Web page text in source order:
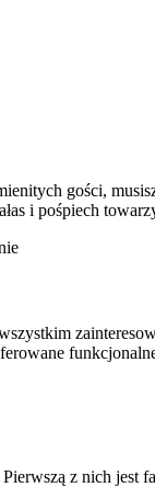
gości,
i pośpiech
z nich jest